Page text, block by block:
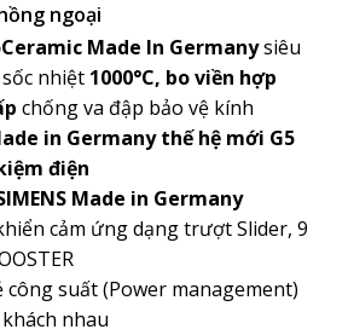
ngoại
Made In Germanysiêu
nhiệt 1000°C, bo viền hợp
chống va đập bảo vệ kính
in Germany thế hệ mới G5
điện
Made in Germany
cảm ứng dạng trượt Slider, 9
công suất (Power management)
nhau